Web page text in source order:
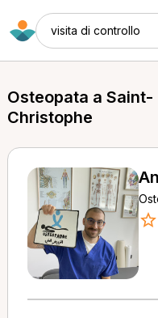
visita di controllo
Osteopata a Saint-
Christophe